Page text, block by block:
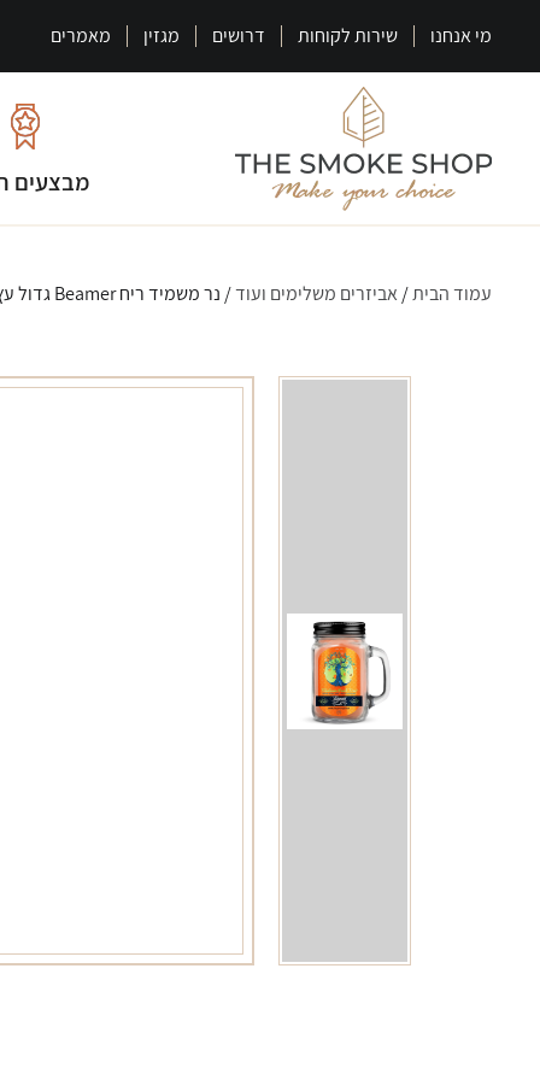
מי אנחנו שירות לקוחות דרושים מגזין מאמרים
מבצעים
עמוד הבית/ אביזרים משלימים ועוד/ נר משמיד ריח Beamer גדול עץ האפרסק